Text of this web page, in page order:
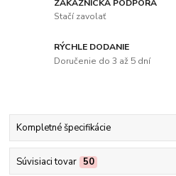
ZÁKAZNÍCKA PODPORA
Stačí zavolať
RÝCHLE DODANIE
Doručenie do 3 až 5 dní
Kompletné špecifikácie
Súvisiaci tovar 50